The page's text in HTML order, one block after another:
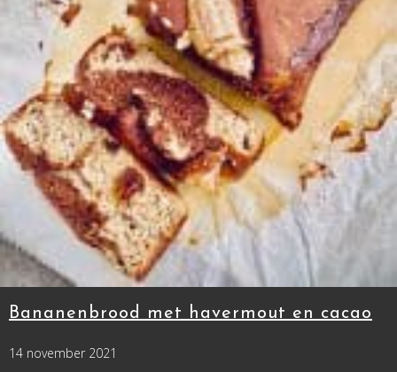
Bananenbrood met havermout en cacao
14 november 2021